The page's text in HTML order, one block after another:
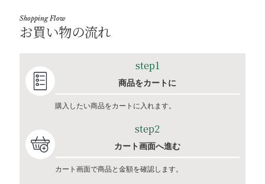
Shopping Flow
お買い物の流れ
step1
商品をカートに
購入したい商品をカートに入れます。
step2
カート画面へ進む
カート画面で商品と金額を確認します。